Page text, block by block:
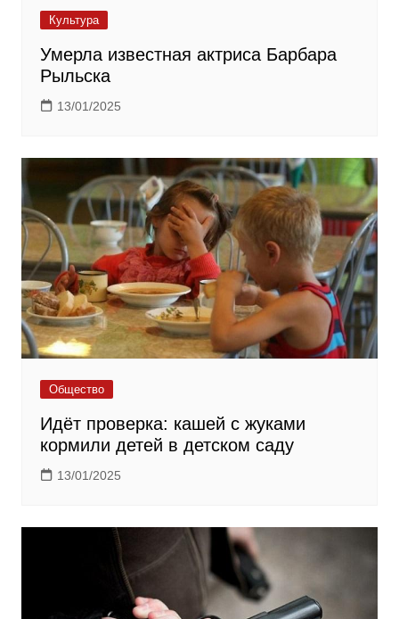
Культура
Умерла известная актриса Барбара
Рыльска
13/01/2025
Общество
Идёт проверка: кашей с жуками
кормили детей в детском саду
13/01/2025